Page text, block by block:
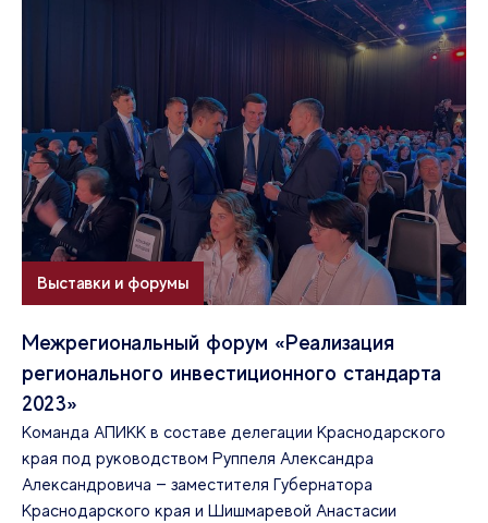
Выставки и форумы
Межрегиональный форум «Реализация
регионального инвестиционного стандарта
2023»
Команда АПИКК в составе делегации Краснодарского
края под руководством Руппеля Александра
Александровича — заместителя Губернатора
Краснодарского края и Шишмаревой Анастасии